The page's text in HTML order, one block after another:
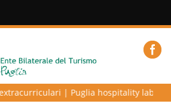
|Puglia hospitality lab –